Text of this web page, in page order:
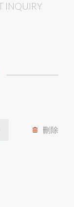
INQUIRY
刪除